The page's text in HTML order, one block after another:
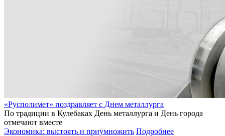
«Русполимет» поздравляет с Днем металлурга
По традиции в Кулебаках День металлурга и День города
отмечают вместе
Экономика: выстоять и приумножить Подробнее